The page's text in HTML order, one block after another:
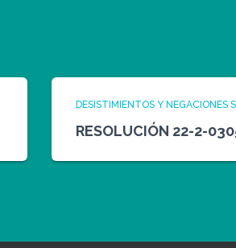
DESISTIMIENTOS Y NEGACIONES
RESOLUCIÓN 22-2-